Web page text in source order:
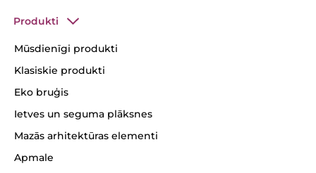
Produkti
Mūsdienīgi produkti
Klasiskie produkti
Eko bruģis
Ietves un seguma plāksnes
Mazās arhitektūras elementi
Apmale